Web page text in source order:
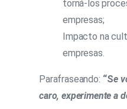
torná-los
empresas;
Impacto na
empresas.
Parafraseando: ‘‘Se
caro, experimente a